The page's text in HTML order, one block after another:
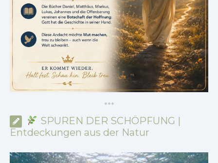
***
SPUREN DER SCHÖPFUNG |
Entdeckungen aus der Natur